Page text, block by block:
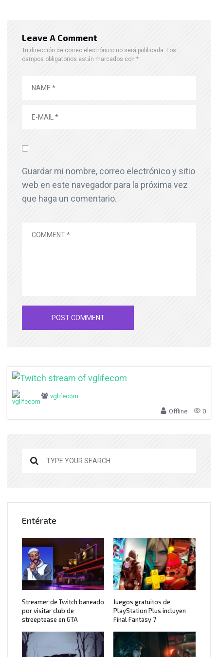
Leave A Comment
Tu dirección de correo electrónico no será publicada. Los
campos obligatorios están marcados con *
Guardar mi nombre, correo electrónico y sitio
web en este navegador para la próxima vez
que haga un comentario.
vglifecom
Offline 0
Entérate
Streamer de Twitch baneado
por visitar club de
streeptease en GTA
Juegos gratuitos de
PlayStation Plus incluyen
Final Fantasy 7